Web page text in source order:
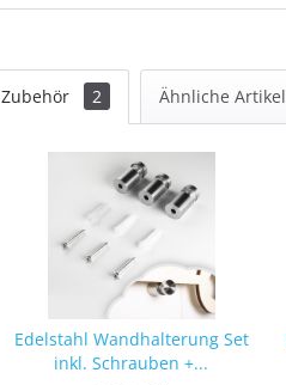
Zubehör 2 Ähnliche Artikel
Edelstahl Wandhalterung Set
inkl. Schrauben +...